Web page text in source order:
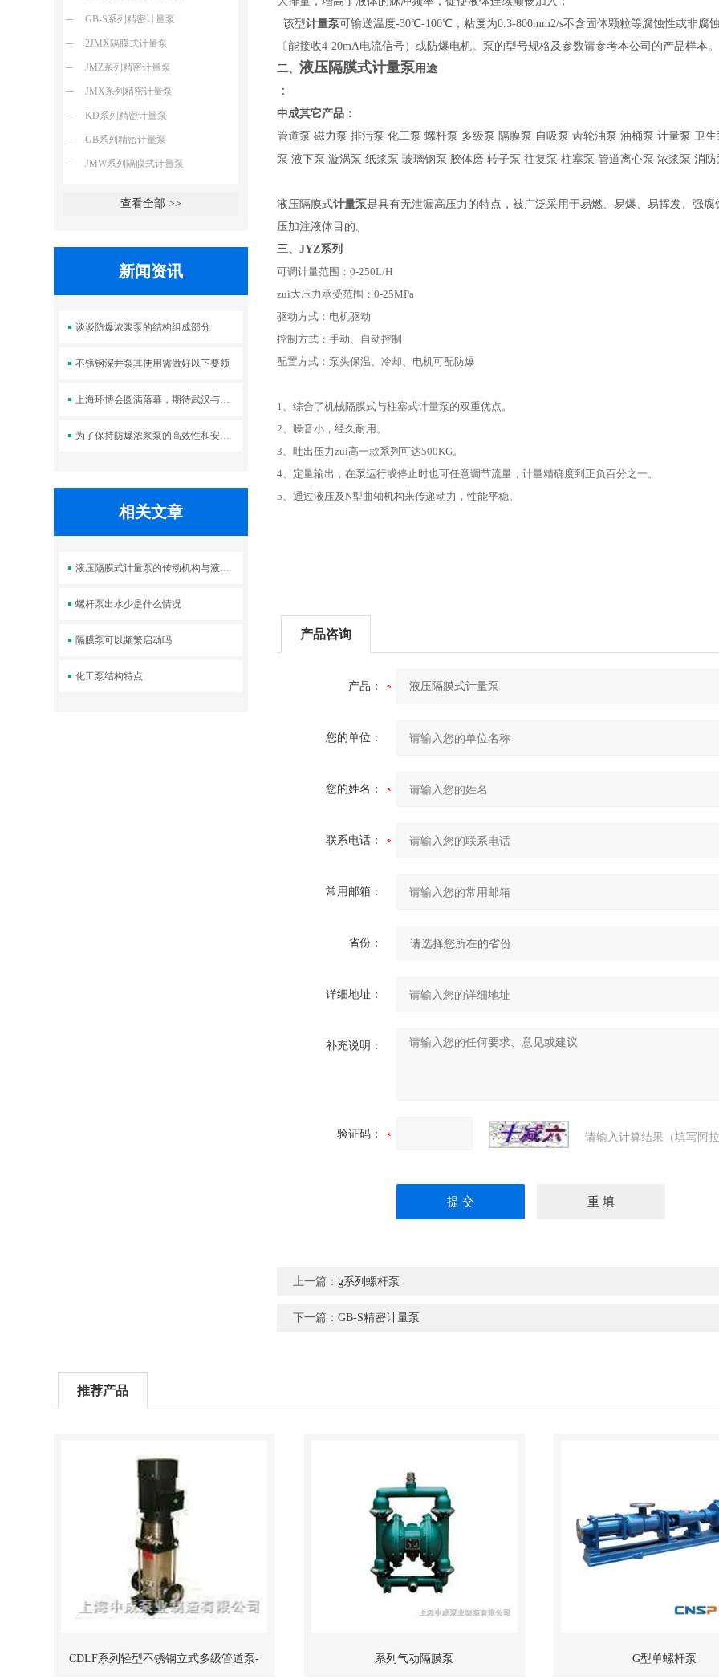
GB-S系列精密计量泵
2JMX隔膜式计量泵
JMZ系列精密计量泵
JMX系列精密计量泵
KD系列精密计量泵
GB系列精密计量泵
JMW系列隔膜式计量泵
查看全部 >>
新闻资讯
谈谈防爆浓浆泵的结构组成部分
不锈钢深井泵其使用需做好以下要领
上海环博会圆满落幕，期待武汉与您再次相遇！
为了保持防爆浓浆泵的高效性和安全性，需要进行定期维护和保养
相关文章
液压隔膜式计量泵的传动机构与液压系统介绍
螺杆泵出水少是什么情况
隔膜泵可以频繁启动吗
化工泵结构特点
该型计量泵可输送温度-30℃-100℃，粘度为0.3-800mm2/s不含固体颗粒等腐蚀性或非
〔能接收4-20mA电流信号）或防爆电机。泵的型号规格及参数请参考本公司的产品样本。
二、液压隔膜式计量泵用途
：
中成其它产品：
管道泵 磁力泵 排污泵 化工泵 螺杆泵 多级泵 隔膜泵 自吸泵 齿轮油泵 油桶泵 计量泵 卫生
泵 液下泵 漩涡泵 纸浆泵 玻璃钢泵 胶体磨 转子泵 往复泵 柱塞泵 管道离心泵 浓浆泵 消防
液压隔膜式计量泵是具有无泄漏高压力的特点，被广泛采用于易燃、易爆、易挥发、强
压加注液体目的。
三、JYZ系列
可调计量范围：0-250L/H
zui大压力承受范围：0-25MPa
驱动方式：电机驱动
控制方式：手动、自动控制
配置方式：泵头保温、冷却、电机可配防爆
1、综合了机械隔膜式与柱塞式计量泵的双重优点。
2、噪音小，经久耐用。
3、吐出压力zui高一款系列可达500KG。
4、定量输出，在泵运行或停止时也可任意调节流量，计量精确度到正负百分之一。
5、通过液压及N型曲轴机构来传递动力，性能平稳。
产品咨询
产品：
您的单位：
您的姓名：
联系电话：
常用邮箱：
省份：
详细地址：
补充说明：
验证码： 请输入计算结果（填写阿
上一篇：g系列螺杆泵
下一篇：GB-S精密计量泵
推荐产品
CDLF系列轻型不锈钢立式多级管道泵- 系列气动隔膜泵 G型单螺杆泵